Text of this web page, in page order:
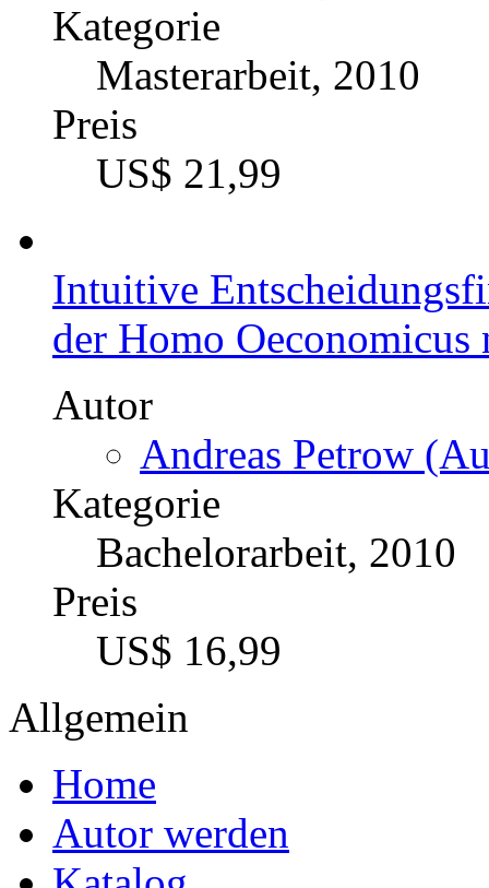
Autor
Özcan Ihtiyar
Kategorie
Masterarbeit, 2010
US$ 21,99
Intuitive
der Homo
Autor
Andreas Petrow
Kategorie
Preis
US$ 16,99